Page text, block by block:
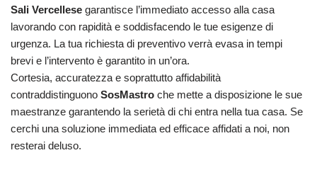
Sali Vercellese garantisce l’immediato accesso alla casa
lavorando con rapidità e soddisfacendo le tue esigenze di
urgenza. La tua richiesta di preventivo verrà evasa in tempi
brevi e l’intervento è garantito in un’ora.
Cortesia, accuratezza e soprattutto affidabilità
contraddistinguono SosMastro che mette a disposizione le sue
maestranze garantendo la serietà di chi entra nella tua casa. Se
cerchi una soluzione immediata ed efficace affidati a noi, non
resterai deluso.